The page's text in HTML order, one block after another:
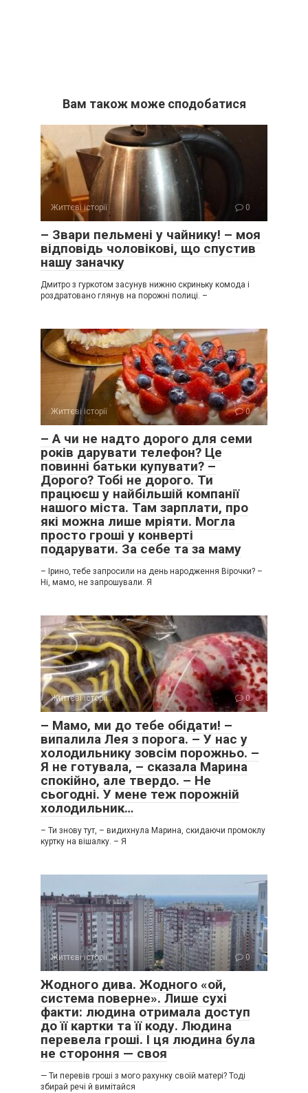
Вам також може сподобатися
Життєві історії 0
– Звари пельмені у чайнику! – моя
відповідь чоловікові, що спустив
нашу заначку
Дмитро з гуркотом засунув нижню скриньку комода і
роздратовано глянув на порожні полиці. –
Життєві історії 0
– А чи не надто дорого для семи
років дарувати телефон? Це
повинні батьки купувати? –
Дорого? Тобі не дорого. Ти
працюєш у найбільшій компанії
нашого міста. Там зарплати, про
які можна лише мріяти. Могла
просто гроші у конверті
подарувати. За себе та за маму
– Ірино, тебе запросили на день народження Вірочки? –
Ні, мамо, не запрошували. Я
Життєві історії 0
– Мамо, ми до тебе обідати! –
випалила Лея з порога. – У нас у
холодильнику зовсім порожньо. –
Я не готувала, – сказала Марина
спокійно, але твердо. – Не
сьогодні. У мене теж порожній
холодильник…
– Ти знову тут, – видихнула Марина, скидаючи промоклу
куртку на вішалку. – Я
Життєві історії 0
Жодного дива. Жодного «ой,
система поверне». Лише сухі
факти: людина отримала доступ
до її картки та її коду. Людина
перевела гроші. І ця людина була
не стороння — своя
— Ти перевів гроші з мого рахунку своїй матері? Тоді
збирай речі й вимітайся